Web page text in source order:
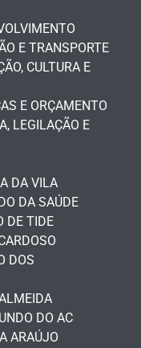
E TRANSPORTE
CULTURA E
E ORÇAMENTO
LEGILAÇÃO E
DA VILA
DA SAÚDE
DE TIDE
DOS
DO AC
ARAÚJO